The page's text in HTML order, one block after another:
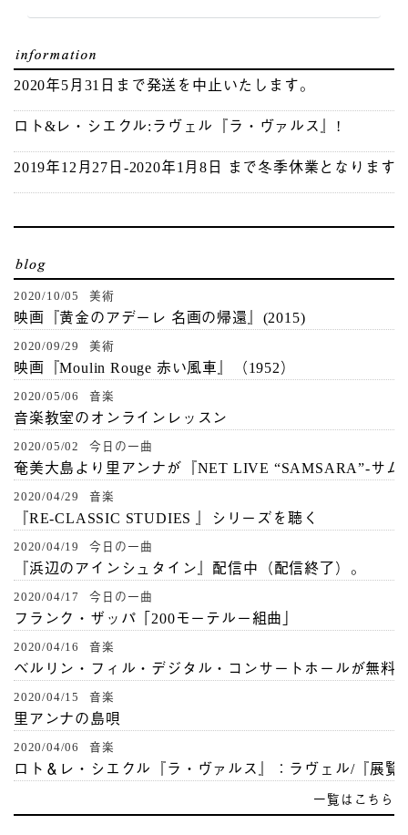
2020年5月31日まで発送を中止いたします。
ロト&レ・シエクル:ラヴェル『ラ・ヴァルス』!
2019年12月27日-2020年1月8日 まで冬季休業となります
2020/10/05 美術
映画『黄金のアデーレ 名画の帰還』(2015)
2020/09/29 美術
映画『Moulin Rouge 赤い風車』（1952）
2020/05/06 音楽
音楽教室のオンラインレッスン
2020/05/02 今日の一曲
奄美大島より里アンナが『NET LIVE “SAMSARA”-サ
2020/04/29 音楽
『RE-CLASSIC STUDIES 』シリーズを聴く
2020/04/19 今日の一曲
『浜辺のアインシュタイン』配信中（配信終了）。
2020/04/17 今日の一曲
フランク・ザッパ「200モーテルー組曲」
2020/04/16 音楽
ベルリン・フィル・デジタル・コンサートホールが無料
2020/04/15 音楽
里アンナの島唄
2020/04/06 音楽
ロト＆レ・シエクル『ラ・ヴァルス』：ラヴェル/『展
一覧はこちら